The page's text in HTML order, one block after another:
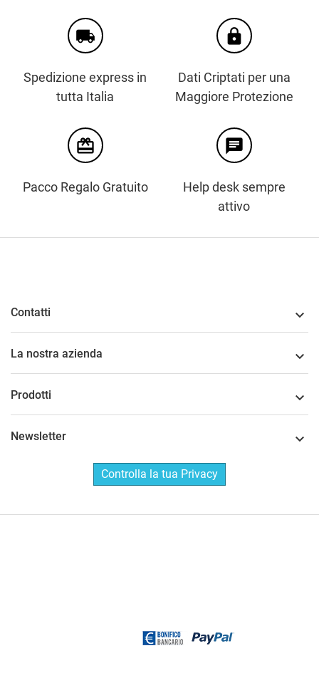
local_shipping
Spedizione express in
tutta Italia
https
Dati Criptati per una
Maggiore Protezione
card_giftcard
Pacco Regalo Gratuito
chat
Help desk sempre
attivo
Contatti 
La nostra azienda 
Prodotti 
Newsletter 
Controlla la tua Privacy